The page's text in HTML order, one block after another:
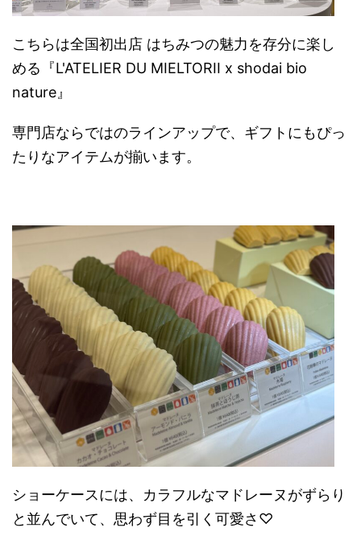
こちらは全国初出店 はちみつの魅力を存分に楽し
める『L'ATELIER DU MIELTORII x shodai bio
nature』
専門店ならではのラインアップで、ギフトにもぴっ
たりなアイテムが揃います。
ショーケースには、カラフルなマドレーヌがずらり
と並んでいて、思わず目を引く可愛さ♡